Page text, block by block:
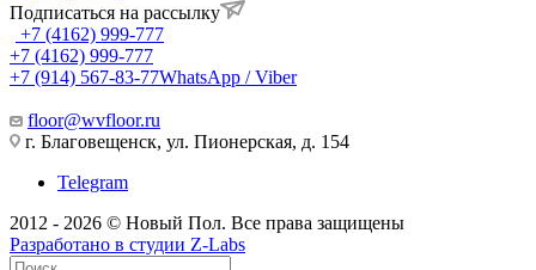
Подписаться на рассылку
+7 (4162) 999-777
+7 (4162) 999-777
+7 (914) 567-83-77WhatsApp / Viber
floor@wvfloor.ru
г. Благовещенск, ул. Пионерская, д. 154
Telegram
2012 - 2026 © Новый Пол. Все права защищены
Разработано в студии Z-Labs